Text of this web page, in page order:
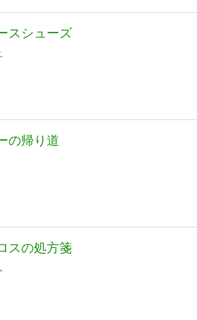
スシューズ
の帰り道
スの処方箋